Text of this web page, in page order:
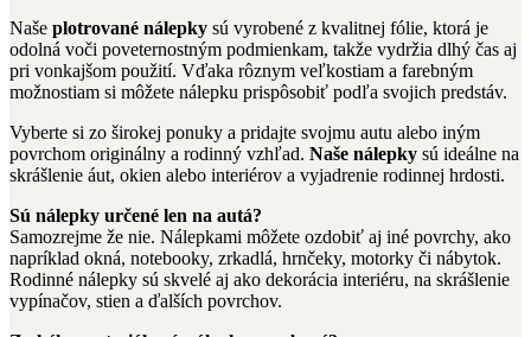
Naše plotrované nálepky sú vyrobené z kvalitnej fólie, ktorá je
odolná voči poveternostným podmienkam, takže vydržia dlhý čas aj
pri vonkajšom použití. Vďaka rôznym veľkostiam a farebným
možnostiam si môžete nálepku prispôsobiť podľa svojich predstáv.
Vyberte si zo širokej ponuky a pridajte svojmu autu alebo iným
povrchom originálny a rodinný vzhľad. Naše nálepky sú ideálne na
skrášlenie áut, okien alebo interiérov a vyjadrenie rodinnej hrdosti.
Sú nálepky určené len na autá?
Samozrejme že nie. Nálepkami môžete ozdobiť aj iné povrchy, ako
napríklad okná, notebooky, zrkadlá, hrnčeky, motorky či nábytok.
Rodinné nálepky sú skvelé aj ako dekorácia interiéru, na skrášlenie
vypínačov, stien a ďalších povrchov.